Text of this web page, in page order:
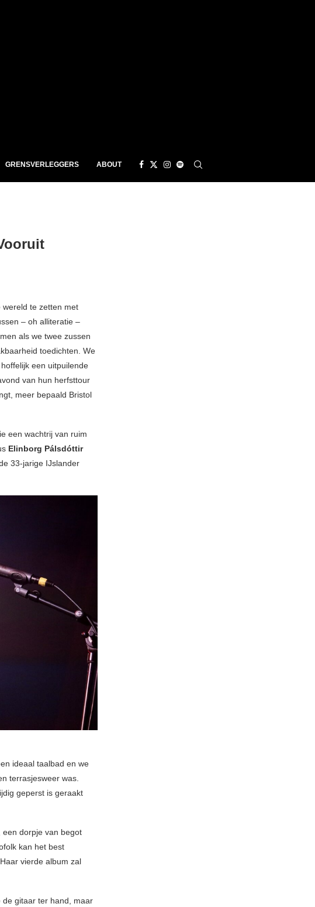
GRENSVERLEGGERS ABOUT
te zetten met
– oh alliteratie –
als we twee zussen
toedichten. We
een uitpuilende
van hun herfsttour
meer bepaald Bristol
een wachtrij van ruim
Elinborg Pálsdóttir
33-jarige IJslander
ideaal taalbad en we
terrasjesweer was.
geperst is geraakt
dorpje van begot
kan het best
Haar vierde album zal
gitaar ter hand, maar